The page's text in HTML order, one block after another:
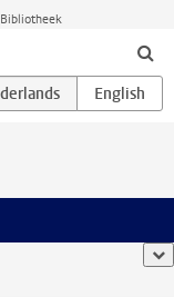
Bibliotheek